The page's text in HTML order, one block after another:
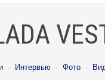
· Интервью · Фото ·